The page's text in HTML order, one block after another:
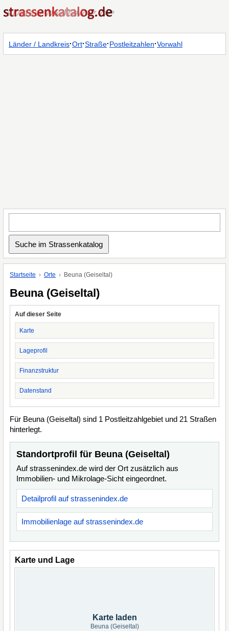
Länder / Landkreis·Ort·Straße·Postleitzahlen·Vorwahl
Startseite Orte Beuna (Geiseltal)
Beuna (Geiseltal)
Auf dieser Seite
Karte
Lageprofil
Finanzstruktur
Datenstand
Für Beuna (Geiseltal) sind 1 Postleitzahlgebiet und 21 Straßen
hinterlegt.
Standortprofil für Beuna (Geiseltal)
Auf strassenindex.de wird der Ort zusätzlich aus
Immobilien- und Mikrolage-Sicht eingeordnet.
Detailprofil auf strassenindex.de
Immobilienlage auf strassenindex.de
Karte und Lage
Karte laden
Beuna (Geiseltal)